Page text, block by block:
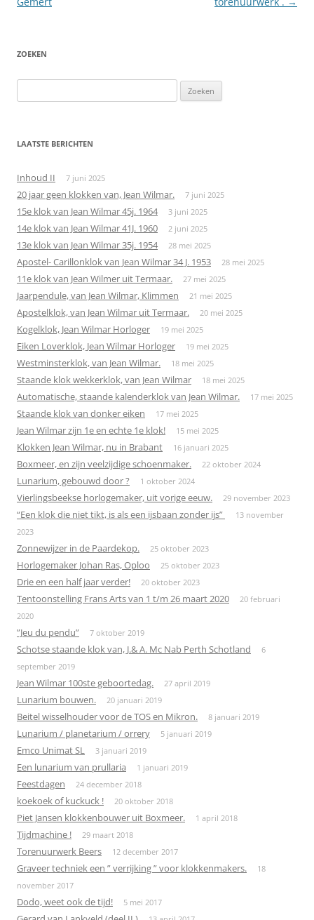
ZOEKEN
naar:
LAATSTE BERICHTEN
Inhoud II 7 juni 2025
20 jaar geen klokken van, Jean Wilmar. 7 juni 2025
15e klok van Jean Wilmar 45j. 1964 3 juni 2025
14e klok van Jean Wilmar 41J. 1960 2 juni 2025
13e klok van Jean Wilmar 35j. 1954 28 mei 2025
Apostel- Carillonklok van Jean Wilmar 34 J. 1953 28 mei 2025
11e klok van Jean Wilmer uit Termaar. 27 mei 2025
Jaarpendule, van Jean Wilmar, Klimmen 21 mei 2025
Apostelklok, van Jean Wilmar uit Termaar. 20 mei 2025
Kogelklok, Jean Wilmar Horloger 19 mei 2025
Eiken Loverklok, Jean Wilmar Horloger 19 mei 2025
Westminsterklok, van Jean Wilmar. 18 mei 2025
Staande klok wekkerklok, van Jean Wilmar 18 mei 2025
Automatische, staande kalenderklok van Jean Wilmar. 17 mei 2025
Staande klok van donker eiken 17 mei 2025
Jean Wilmar zijn 1e en echte 1e klok! 15 mei 2025
Klokken Jean Wilmar, nu in Brabant 16 januari 2025
Boxmeer, en zijn veelzijdige schoenmaker. 22 oktober 2024
Lunarium, gebouwd door ? 1 oktober 2024
Vierlingsbeekse horlogemaker, uit vorige eeuw. 29 november 2023
“Een klok die niet tikt, is als een ijsbaan zonder ijs”
13 november
2023
Zonnewijzer in de Paardekop. 25 oktober 2023
Horlogemaker Johan Ras, Oploo 25 oktober 2023
Drie en een half jaar verder! 20 oktober 2023
Tentoonstelling Frans Arts van 1 t/m 26 maart 2020
20 februari
2020
”Jeu du pendu” 7 oktober 2019
Schotse staande klok van, J.& A. Mc Nab Perth Schotland
6
september 2019
Jean Wilmar 100ste geboortedag. 27 april 2019
Lunarium bouwen. 20 januari 2019
Beitel wisselhouder voor de TOS en Mikron. 8 januari 2019
Lunarium / planetarium / orrery 5 januari 2019
Emco Unimat SL 3 januari 2019
Een lunarium van prullaria 1 januari 2019
Feestdagen 24 december 2018
koekoek of kuckuck ! 20 oktober 2018
Piet Jansen klokkenbouwer uit Boxmeer. 1 april 2018
Tijdmachine ! 29 maart 2018
Torenuurwerk Beers 12 december 2017
Graveer techniek een ” verrijking ” voor klokkenmakers.
18
november 2017
Dodo, weet ook de tijd! 5 mei 2017